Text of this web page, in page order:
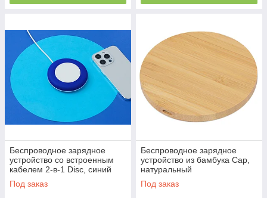
Беспроводное зарядное
устройство со встроенным
кабелем 2-в-1 Disc, синий
Под заказ
Беспроводное зарядное
устройство из бамбука Cap,
натуральный
Под заказ